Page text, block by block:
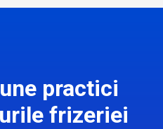
practici
frizeriei